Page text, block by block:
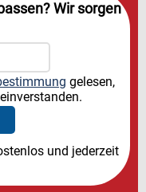
Wir sorgen
gelesen,
und jederzeit